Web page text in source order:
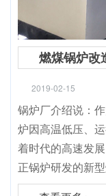
燃煤锅炉改
2019-02-15
锅炉厂介绍说：
炉因高温低压、
着时代的高速发
正锅炉研发的新